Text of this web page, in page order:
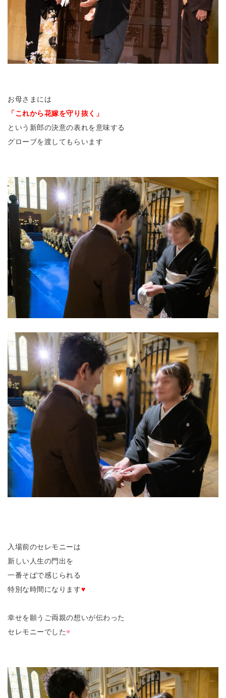
お母さまには
「これから花嫁を守り抜く」
という新郎の決意の表れを意味する
グローブを渡してもらいます
入場前のセレモニーは
新しい人生の門出を
一番そばで感じられる
特別な時間になります♥
幸せを願うご両親の想いが伝わった
セレモニーでした♥